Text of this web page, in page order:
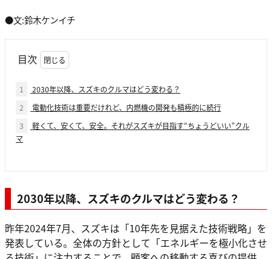
●文:鈴木ケンイチ
目次
1
2030年以降、スズキのクルマはどう変わる？
2
電動化技術は重要だけれど、内燃機の開発も積極的に続行
3
軽くて、安くて、安全。それがスズキが目指す“ちょうどいい”クル
マ
2030年以降、スズキのクルマはどう変わる？
昨年2024年7月、スズキは「10年先を見据えた技術戦略」を
発表している。全体の方針として「エネルギーを極小化させ